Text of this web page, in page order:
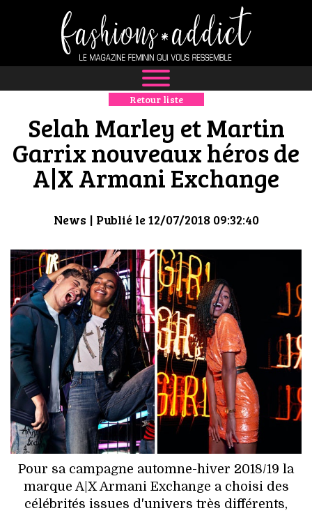
NEWS
MODE
LUXE
DÉFILÉS
BOUTIQUE
CULTURE
HIGH TECH
MAISON
AUTO
LIEUX TENDANCES
BEAUTÉ
MODE DE RUE
Retour liste
Selah Marley et Martin
Garrix nouveaux héros de
A|X Armani Exchange
News | Publié le 12/07/2018 09:32:40
Pour sa campagne automne-hiver 2018/19 la
marque A|X Armani Exchange a choisi des
célébrités issues d'univers très différents,